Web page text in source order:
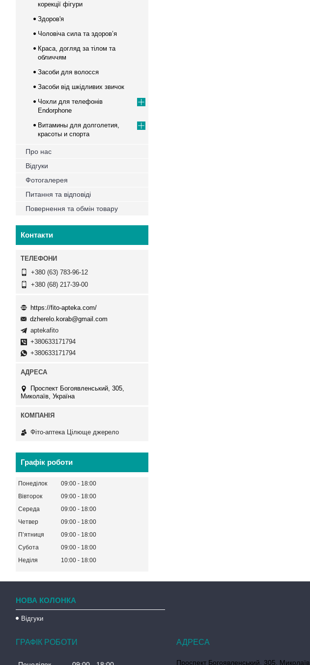
корекції фігури
Здоров'я
Чоловіча сила та здоров’я
Краса, догляд за тілом та
обличчям
Засоби для волосся
Засоби від шкідливих звичок
Чохли для телефонів
Endorphone
Витамины для долголетия,
красоты и спорта
Про нас
Відгуки
Фотогалерея
Питання та відповіді
Повернення та обмін товару
Контакти
+380 (63) 783-96-12
+380 (68) 217-39-00
https://fito-apteka.com/
dzherelo.korab@gmail.com
aptekafito
+380633171794
+380633171794
Проспект Богоявленський, 305,
Миколаїв, Україна
Фіто-аптека Цілюще джерело
Графік роботи
Понеділок 09:00
18:00
Вівторок
09:00
18:00
Середа
09:00
18:00
Четвер
09:00
18:00
Пʼятниця
09:00
18:00
Субота
09:00
18:00
Неділя
10:00 18:00
НОВА КОЛОНКА
Відгуки
ГРАФІК РОБОТИ
Проспект Богоявленський, 305, Миколаїв,